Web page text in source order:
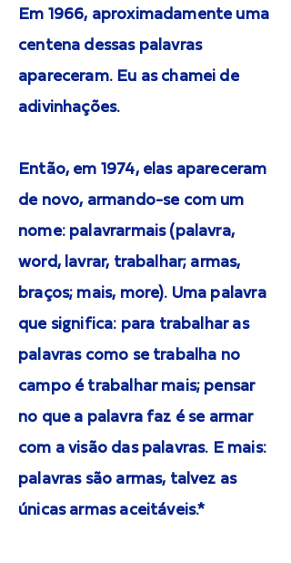
Em 1966, aproximadamente uma
centena dessas palavras
apareceram. Eu as chamei de
adivinhações.
Então, em 1974, elas apareceram
de novo, armando-se com um
nome: palavrarmais (palavra,
word, lavrar, trabalhar; armas,
braços; mais, more). Uma palavra
que significa: para trabalhar as
palavras como se trabalha no
campo é trabalhar mais; pensar
no que a palavra faz é se armar
com a visão das palavras. E mais:
palavras são armas, talvez as
únicas armas aceitáveis.*